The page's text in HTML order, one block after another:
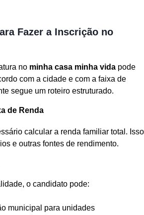
Fazer a Inscrição no
no minha casa minha vida pode
com a cidade e com a faixa de
segue um roteiro estruturado.
de Renda
calcular a renda familiar total. Isso
e outras fontes de rendimento.
o candidato pode:
municipal para unidades